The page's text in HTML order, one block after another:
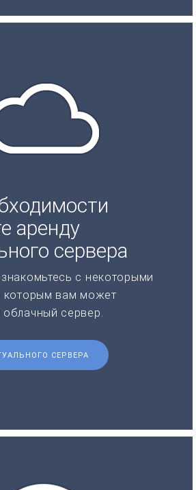
аренду
сервера
с некоторыми
которым вам может
сервер.
СЕРВЕРА